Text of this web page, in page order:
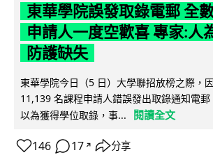
東華學院誤發取錄電郵 全
申請人一度空歡喜 專家:人
防護缺失
東華學院今日（5 日）大學聯招放榜之際，
11,139 名課程申請人錯誤發出取錄通知電
以為獲得學位取錄，事...
閱讀全文
146 17 ↗ 分享